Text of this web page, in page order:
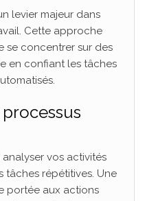
levier majeur dans
Cette approche
se concentrer sur des
en confiant les tâches
vos activités
tâches répétitives. Une
portée aux actions